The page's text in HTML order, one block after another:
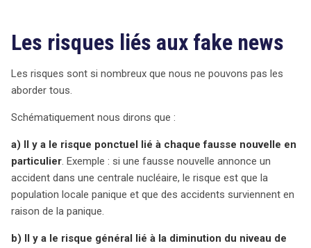
Les risques liés aux fake news
Les risques sont si nombreux que nous ne pouvons pas les
aborder tous.
Schématiquement nous dirons que :
a) Il y a le risque ponctuel lié à chaque fausse nouvelle en
particulier. Exemple : si une fausse nouvelle annonce un
accident dans une centrale nucléaire, le risque est que la
population locale panique et que des accidents surviennent en
raison de la panique.
b) Il y a le risque général lié à la diminution du niveau de